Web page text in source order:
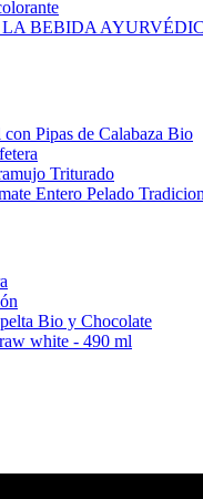
LA BEBIDA
Pipas de Calabaza Bio
Triturado
Entero Pelado
Bio y Chocolate
white - 490 ml